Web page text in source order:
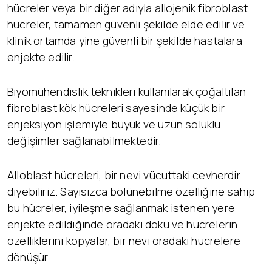
hücreler veya bir diğer adıyla allojenik fibroblast
hücreler, tamamen güvenli şekilde elde edilir ve
klinik ortamda yine güvenli bir şekilde hastalara
enjekte edilir.
Biyomühendislik teknikleri kullanılarak çoğaltılan
fibroblast kök hücreleri sayesinde küçük bir
enjeksiyon işlemiyle büyük ve uzun soluklu
değişimler sağlanabilmektedir.
Alloblast hücreleri, bir nevi vücuttaki cevherdir
diyebiliriz. Sayısızca bölünebilme özelliğine sahip
bu hücreler, iyileşme sağlanmak istenen yere
enjekte edildiğinde oradaki doku ve hücrelerin
özelliklerini kopyalar, bir nevi oradaki hücrelere
dönüşür.